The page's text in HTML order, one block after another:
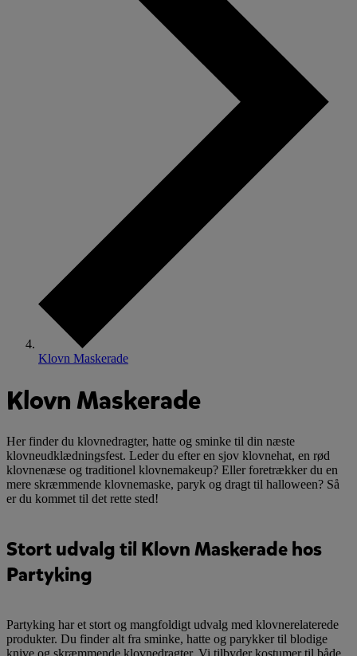
Klovn Maskerade
Klovn Maskerade
Her finder du klovnedragter, hatte og sminke til din næste
klovneudklædningsfest. Leder du efter en sjov klovnehat, en rød
klovnenæse og traditionel klovnemakeup? Eller foretrækker du en
mere skræmmende klovnemaske, paryk og dragt til halloween? Så
er du kommet til det rette sted!
Stort udvalg til Klovn Maskerade hos
Partyking
Partyking har et stort og mangfoldigt udvalg med klovnerelaterede
produkter. Du finder alt fra sminke, hatte og parykker til blodige
knive og skræmmende klovnedragter. Vi tilbyder kostumer til både